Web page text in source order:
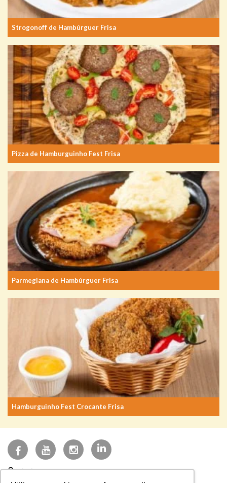
Strogonoff de Hambúrguer Frisa
Pizza de Hamburguinho Fest Frisa
Parmegiana de Hambúrguer Frisa
Hamburguinho Fest Crocante Frisa
(27) 3723-3200